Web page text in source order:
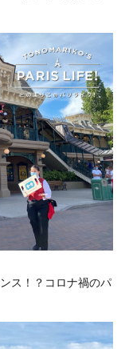
ス！？コロナ禍のパ